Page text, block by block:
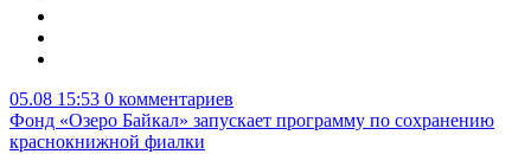
05.08 15:53 0 комментариев
Фонд «Озеро Байкал» запускает программу по сохранению
краснокнижной фиалки